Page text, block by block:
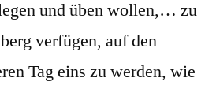
und üben wollen,… zu
verfügen, auf den
Tag eins zu werden, wie